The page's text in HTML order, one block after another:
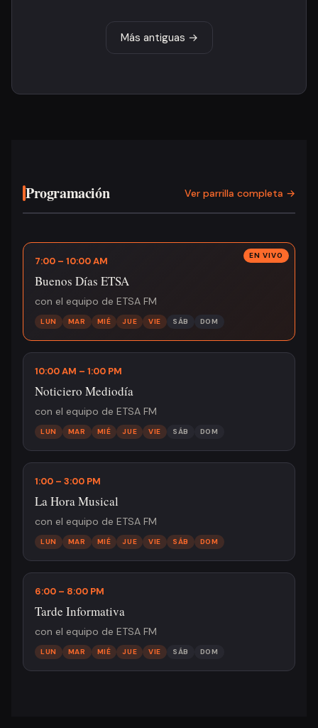
Más antiguas →
Programación Ver parrilla completa →
7:00 – 10:00 AM
Buenos Días ETSA
con el equipo de ETSA FM
LUN MAR MIÉ JUE VIE SÁB DOM
10:00 AM – 1:00 PM
Noticiero Mediodía
con el equipo de ETSA FM
LUN MAR MIÉ JUE VIE SÁB DOM
1:00 – 3:00 PM
La Hora Musical
con el equipo de ETSA FM
LUN MAR MIÉ JUE VIE SÁB DOM
6:00 – 8:00 PM
Tarde Informativa
con el equipo de ETSA FM
LUN MAR MIÉ JUE VIE SÁB DOM